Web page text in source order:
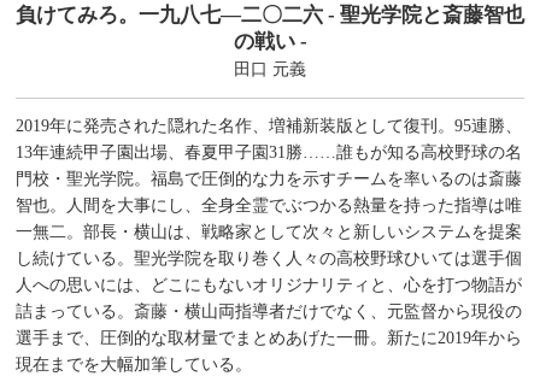
負けてみろ。一九八七―二〇二六 - 聖光学院と斎藤智也
の戦い -
田口 元義
2019年に発売された隠れた名作、増補新装版として復刊。95連勝、
13年連続甲子園出場、春夏甲子園31勝……誰もが知る高校野球の名
門校・聖光学院。福島で圧倒的な力を示すチームを率いるのは斎藤
智也。人間を大事にし、全身全霊でぶつかる熱量を持った指導は唯
一無二。部長・横山は、戦略家として次々と新しいシステムを提案
し続けている。聖光学院を取り巻く人々の高校野球ひいては選手個
人への思いには、どこにもないオリジナリティと、心を打つ物語が
詰まっている。斎藤・横山両指導者だけでなく、元監督から現役の
選手まで、圧倒的な取材量でまとめあげた一冊。新たに2019年から
現在までを大幅加筆している。